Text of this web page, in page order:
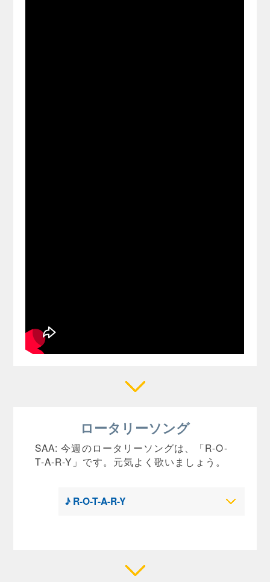
ロータリーソング
SAA: 今週のロータリーソングは、「R-O-
T-A-R-Y」です。元気よく歌いましょう。
♪ R-O-T-A-R-Y